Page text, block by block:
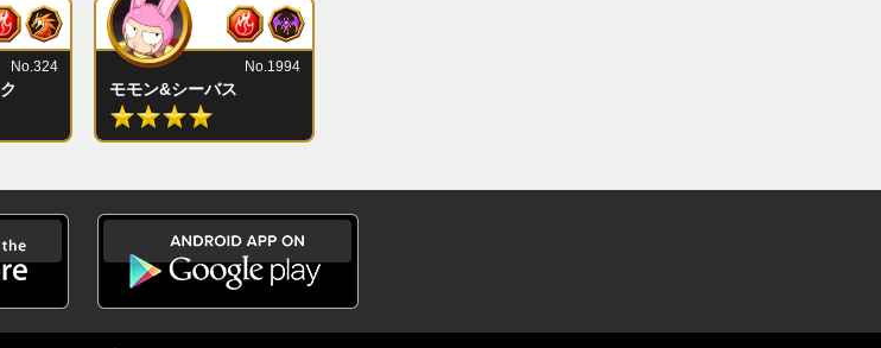
No.324
モモン&シーバス
No.1994